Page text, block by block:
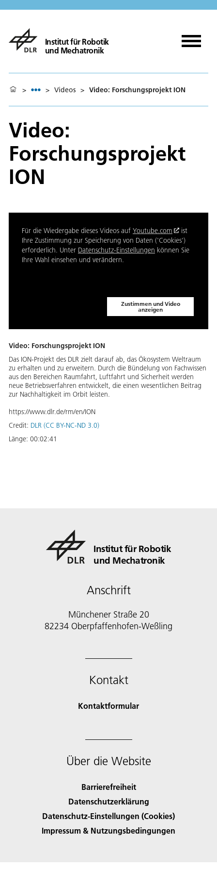
Institut für Robotik
und Mechatronik
> > Videos > Video: Forschungsprojekt ION
Video:
Forschungsprojekt
ION
Für die Wiedergabe dieses Videos auf Youtube.com
ist
Ihre Zustimmung zur Speicherung von Daten ('Cookies')
erforderlich. Unter Datenschutz-Einstellungen können Sie
Ihre Wahl einsehen und verändern.
Zustimmen und Video
anzeigen
Video: Forschungsprojekt ION
Das ION-Projekt des DLR zielt darauf ab, das Ökosystem Weltraum
zu erhalten und zu erweitern. Durch die Bündelung von Fachwissen
aus den Bereichen Raumfahrt, Luftfahrt und Sicherheit werden
neue Betriebsverfahren entwickelt, die einen wesentlichen Beitrag
zur Nachhaltigkeit im Orbit leisten.
https://www.dlr.de/rm/en/ION
Credit: DLR (CC BY-NC-ND 3.0)
Länge: 00:02:41
Institut für Robotik
und Mechatronik
Anschrift
Münchener Straße 20
82234 Oberpfaffenhofen-Weßling
Kontakt
Kontaktformular
Über die Website
Barrierefreiheit
Datenschutzerklärung
Datenschutz-Einstellungen (Cookies)
Impressum & Nutzungsbedingungen